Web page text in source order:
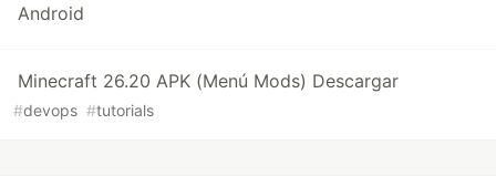
Android
Minecraft 26.20 APK (Menú Mods) Descargar
#devops #tutorials